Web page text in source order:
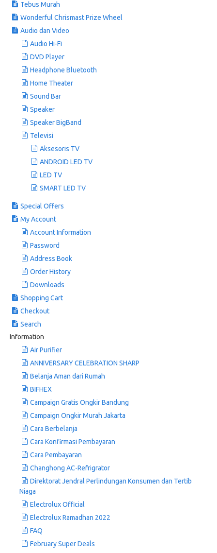
Tebus Murah
Wonderful Chrismast Prize Wheel
Audio dan Video
Audio Hi-Fi
DVD Player
Headphone Bluetooth
Home Theater
Sound Bar
Speaker
Speaker BigBand
Televisi
Aksesoris TV
ANDROID LED TV
LED TV
SMART LED TV
Special Offers
My Account
Account Information
Password
Address Book
Order History
Downloads
Shopping Cart
Checkout
Search
Information
Air Purifier
ANNIVERSARY CELEBRATION SHARP
Belanja Aman dari Rumah
BIFHEX
Campaign Gratis Ongkir Bandung
Campaign Ongkir Murah Jakarta
Cara Berbelanja
Cara Konfirmasi Pembayaran
Cara Pembayaran
Changhong AC-Refrigrator
Direktorat Jendral Perlindungan Konsumen dan Tertib
Niaga
Electrolux Official
Electrolux Ramadhan 2022
FAQ
February Super Deals